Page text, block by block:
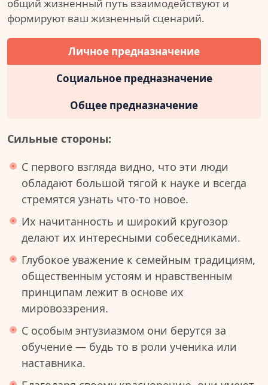
общий жизненный путь взаимодействуют и
формируют ваш жизненный сценарий.
Личное предназначение
Социальное предназначение
Общее предназначение
Сильные стороны:
С первого взгляда видно, что эти люди
обладают большой тягой к науке и всегда
стремятся узнать что-то новое.
Их начитанность и широкий кругозор
делают их интересными собеседниками.
Глубокое уважение к семейным традициям,
общественным устоям и нравственным
принципам лежит в основе их
мировоззрения.
С особым энтузиазмом они берутся за
обучение — будь то в роли ученика или
наставника.